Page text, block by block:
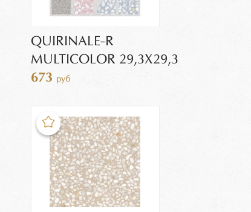
QUIRINALE-R
MULTICOLOR 29,3X29,3
673 руб